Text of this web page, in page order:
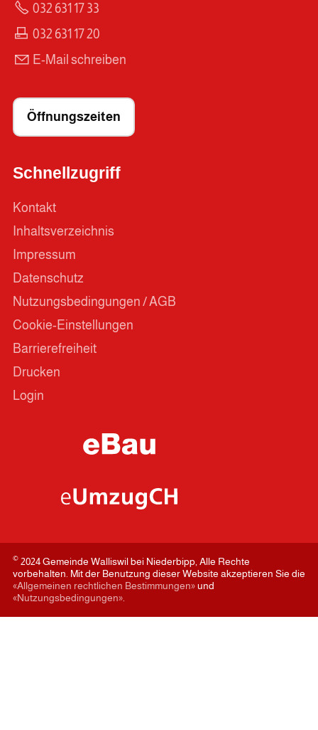
032 631 17 33
032 631 17 20
E-Mail schreiben
Öffnungszeiten
Schnellzugriff
Kontakt
Inhaltsverzeichnis
Impressum
Datenschutz
Nutzungsbedingungen / AGB
Cookie-Einstellungen
Barrierefreiheit
Drucken
Login
© 2024 Gemeinde Walliswil bei Niederbipp, Alle Rechte
vorbehalten. Mit der Benutzung dieser Website akzeptieren Sie die
«Allgemeinen rechtlichen Bestimmungen»und
«Nutzungsbedingungen»